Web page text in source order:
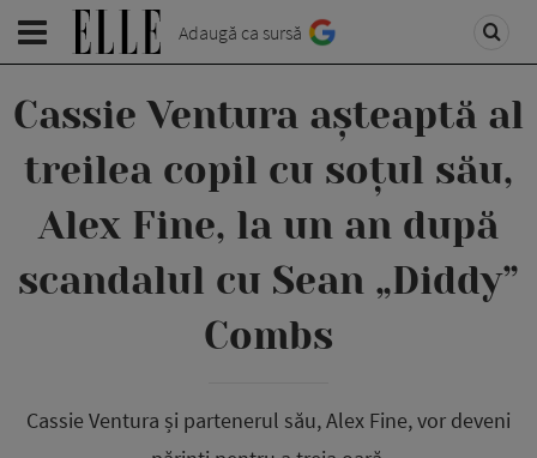
Adaugă ca sursă
Cassie Ventura așteaptă al
treilea copil cu soțul său,
Alex Fine, la un an după
scandalul cu Sean „Diddy”
Combs
Cassie Ventura și partenerul său, Alex Fine, vor deveni